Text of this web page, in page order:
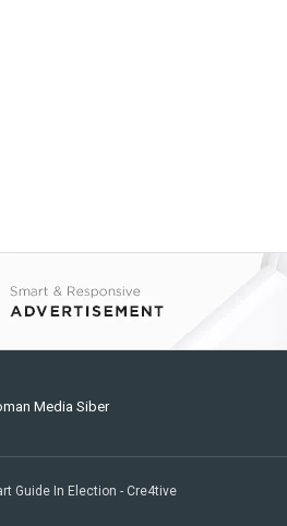
Media Siber
Guide In Election - Cre4tive